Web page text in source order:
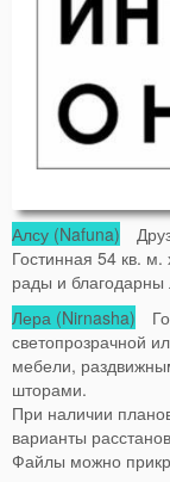
Алсу (Nafuna)
Гостинная 54 кв. м.
рады и
Лера (Nirnasha)
светопрозрачной
мебели,
шторами.
При наличии
варианты
Файлы можно